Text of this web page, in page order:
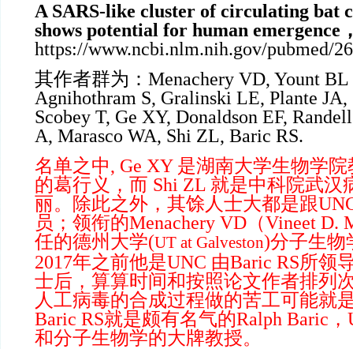
A SARS-like cluster of circulating bat
shows potential for human emergence
https://www.ncbi.nlm.nih.gov/pubmed/
其作者群为： Menachery VD, Yount
Agnihothram S, Gralinski LE, Plante JA,
Scobey T, Ge XY, Donaldson EF,
A, Marasco WA, Shi ZL, Baric RS.
名单之中, Ge XY 是湖南大学生物学
的葛行义，而 Shi ZL 就是中科院武汉
丽。除此之外，其馀人士大都是跟
员；领衔的Menachery VD（Vineet D.
任的德州大学(UT at Galveston)分子生物
2017年之前他是UNC 由Baric RS所领
士后，算算时间和按照论文作者排列
人工病毒的合成过程做的苦工可能就
Baric RS就是颇有名气的Ralph Baric
和分子生物学的大牌教授。